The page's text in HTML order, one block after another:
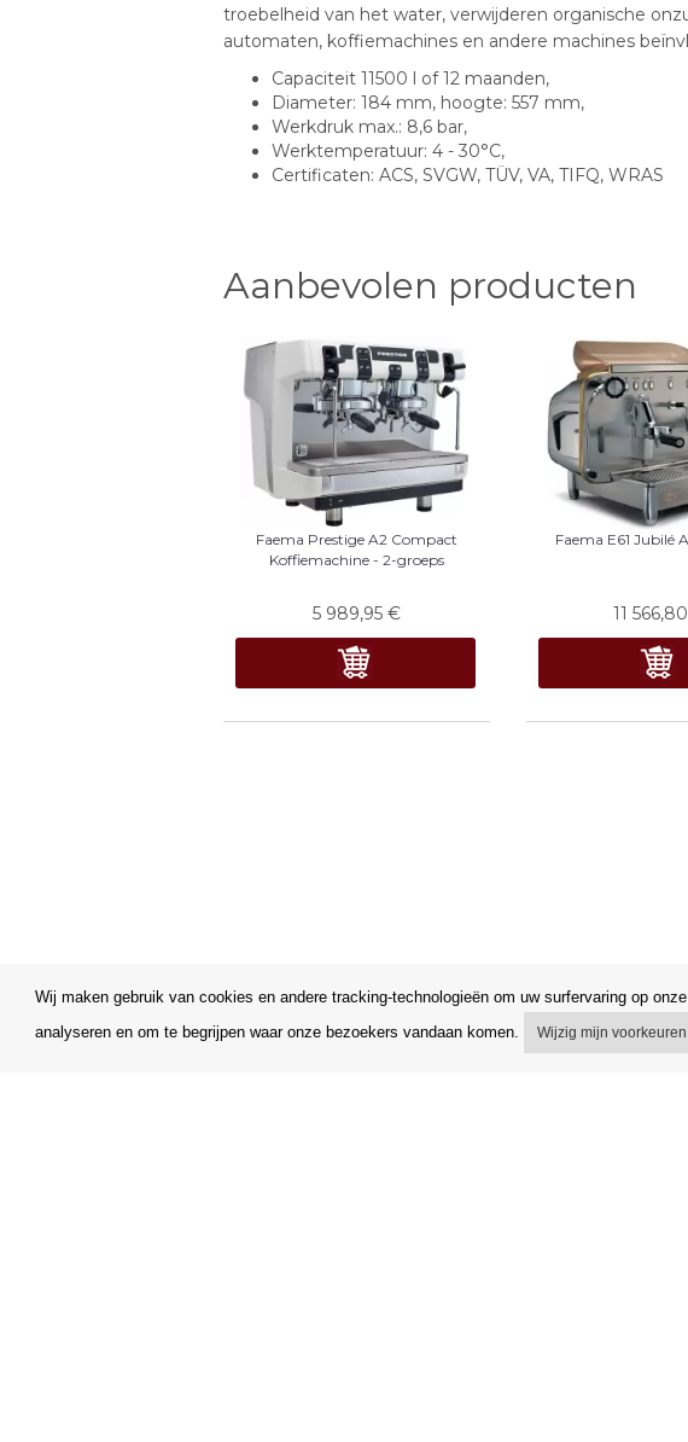
Wij maken gebruik van cookies en andere tracking-technologieën om uw surfervaring op
analyseren en om te begrijpen waar onze bezoekers vandaan komen.
Wijzig mijn voorkeuren
troebelheid van het water, verwijderen organische
automaten, koffiemachines en andere machines
Capaciteit 11500 l of 12 maanden,
Diameter: 184 mm, hoogte: 557 mm,
Werkdruk max.: 8,6 bar,
Werktemperatuur: 4 - 30°C,
Certificaten: ACS, SVGW, TÜV, VA, TIFQ, WRAS
Aanbevolen producten
Faema Prestige A2 Compact
Koffiemachine - 2-groeps
5 989,95 €
Faema E61 Jubilé
11 566,80